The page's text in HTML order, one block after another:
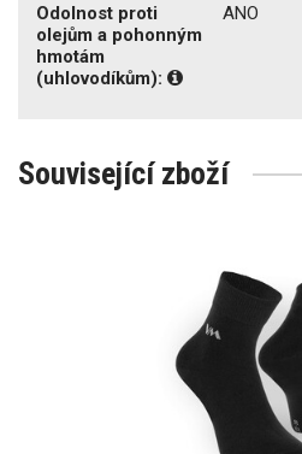
Odolnost proti
olejům a pohonným
hmotám
(uhlovodíkům):
ANO
Související zboží